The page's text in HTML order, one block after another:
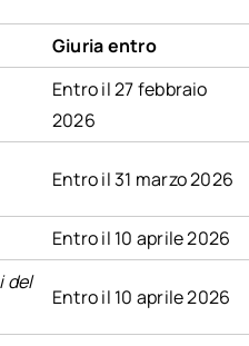
Giuria entro
Entro il 27 febbraio
2026
Entro il 31 marzo 2026
Entro il 10 aprile 2026
del
Entro il 10 aprile 2026